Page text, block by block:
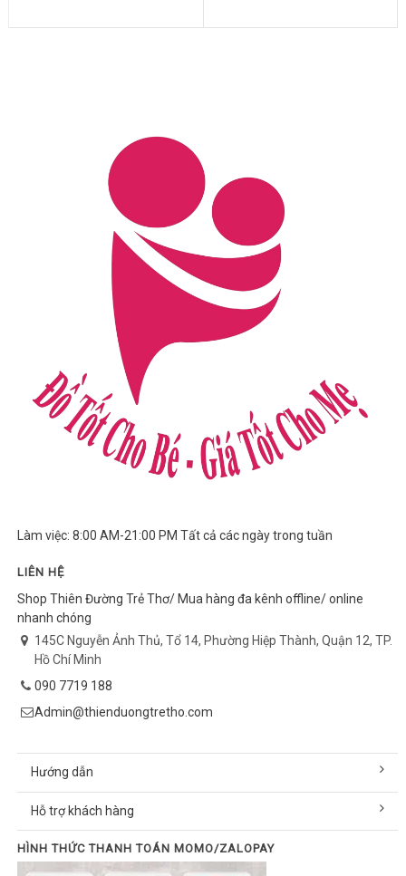
Làm việc: 8:00 AM-21:00 PM Tất cả các ngày trong tuần
LIÊN HỆ
Shop Thiên Đường Trẻ Thơ/ Mua hàng đa kênh offline/ online
nhanh chóng
145C Nguyễn Ảnh Thủ, Tổ 14, Phường Hiệp Thành, Quận 12, TP.
Hồ Chí Minh
090 7719 188
Admin@thienduongtretho.com
Hướng dẫn
Hỗ trợ khách hàng
HÌNH THỨC THANH TOÁN MOMO/ZALOPAY